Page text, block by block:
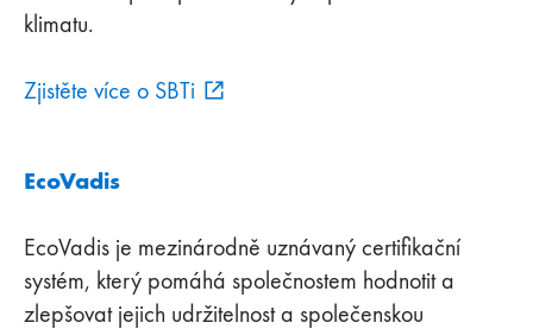
klimatu.
Zjistěte více o SBTi
EcoVadis
EcoVadis je mezinárodně uznávaný certifikační
systém, který pomáhá společnostem hodnotit a
zlepšovat jejich udržitelnost a společenskou